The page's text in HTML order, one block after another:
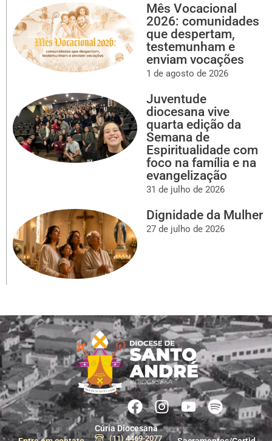
Mês Vocacional
2026: comunidades
que despertam,
testemunham e
enviam vocações
1 de agosto de 2026
Juventude
diocesana vive
quarta edição da
Semana de
Espiritualidade com
foco na família e na
evangelização
31 de julho de 2026
Dignidade da Mulher
27 de julho de 2026
Cúria Diocesana
(11) 4469-2077